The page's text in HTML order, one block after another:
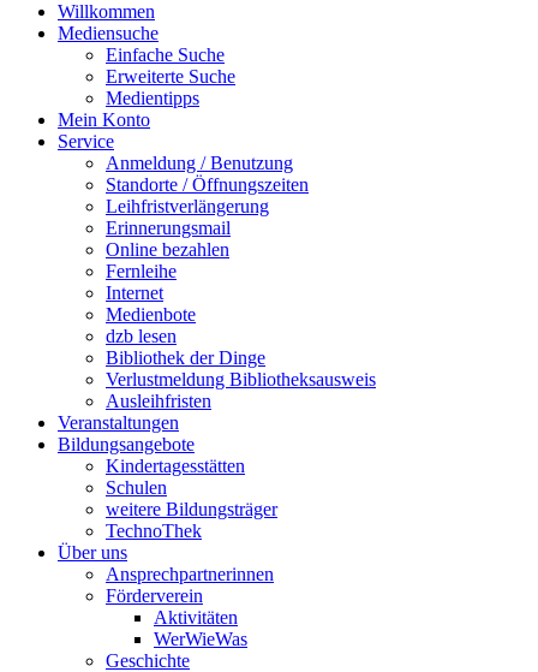
Willkommen
Mediensuche
Einfache Suche
Erweiterte Suche
Medientipps
Mein Konto
Service
Anmeldung / Benutzung
Standorte / Öffnungszeiten
Leihfristverlängerung
Erinnerungsmail
Online bezahlen
Fernleihe
Internet
Medienbote
dzb lesen
Bibliothek der Dinge
Verlustmeldung Bibliotheksausweis
Ausleihfristen
Veranstaltungen
Bildungsangebote
Kindertagesstätten
Schulen
weitere Bildungsträger
TechnoThek
Über uns
Ansprechpartnerinnen
Förderverein
Aktivitäten
WerWieWas
Geschichte